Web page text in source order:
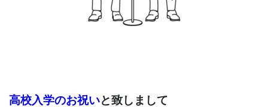
高校入学のお祝いと致しまして